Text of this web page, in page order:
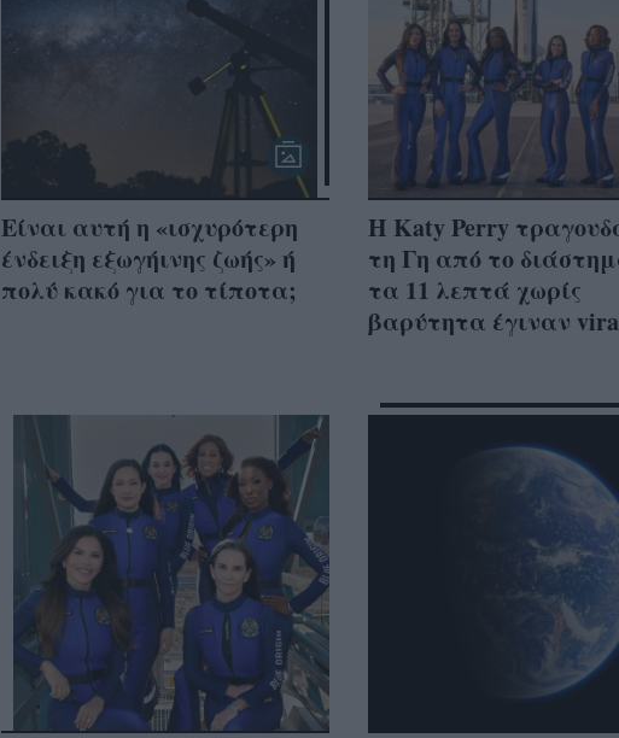
Είναι αυτή η «ισχυρότερη
ένδειξη εξωγήινης ζωής» ή
πολύ κακό για το τίποτα;
Η Katy Perry
τη Γη από το
τα 11 λεπτά χωρίς
βαρύτητα έγιναν